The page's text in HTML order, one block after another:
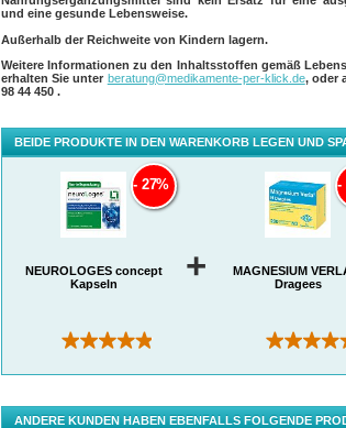
und eine gesunde Lebensweise.
Außerhalb der Reichweite von Kindern lagern.
Weitere Informationen zu den Inhaltsstoffen gemäß
erhalten Sie unter beratung@medikamente-per-klick.de, oder
98 44 450 .
BEIDE PRODUKTE IN DEN WARENKORB LEGEN UND
NEUROLOGES concept
Kapseln
(9)
27%
+
MAGNESIUM
Dragees
(346)
ANDERE KUNDEN HABEN EBENFALLS FOLGENDE